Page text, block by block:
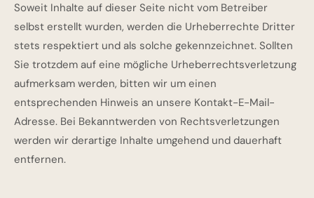
Soweit Inhalte auf dieser Seite nicht vom Betreiber
selbst erstellt wurden, werden die Urheberrechte Dritter
stets respektiert und als solche gekennzeichnet. Sollten
Sie trotzdem auf eine mögliche Urheberrechtsverletzung
aufmerksam werden, bitten wir um einen
entsprechenden Hinweis an unsere Kontakt-E-Mail-
Adresse. Bei Bekanntwerden von Rechtsverletzungen
werden wir derartige Inhalte umgehend und dauerhaft
entfernen.